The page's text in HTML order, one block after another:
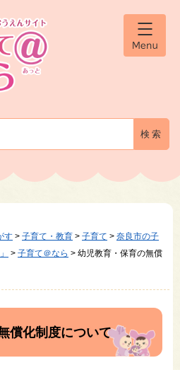
ニ
す > 子育て・教育 > 子育て > 奈良市の子
> 子育て＠なら > 幼児教育・保育の無償
償化制度について